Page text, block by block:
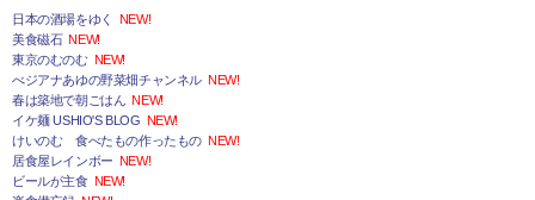
日本の酒場をゆく
NEW!
美食磁石 NEW!
東京のむのむ NEW!
べジアナあゆの野菜畑チャンネル NEW!
春は築地で朝ごはん NEW!
イケ麺 USHIO'S BLOG NEW!
けいのむ 食べたもの作ったもの NEW!
居食屋レインボー NEW!
ビールが主食 NEW!